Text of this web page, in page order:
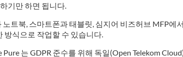
기만 하면 됩니다.
트북, 스마트폰과 태블릿, 심지어 비즈허브 MFP에
방식으로 작업할 수 있습니다.
는 GDPR 준수를 위해 독일(Open Telekom